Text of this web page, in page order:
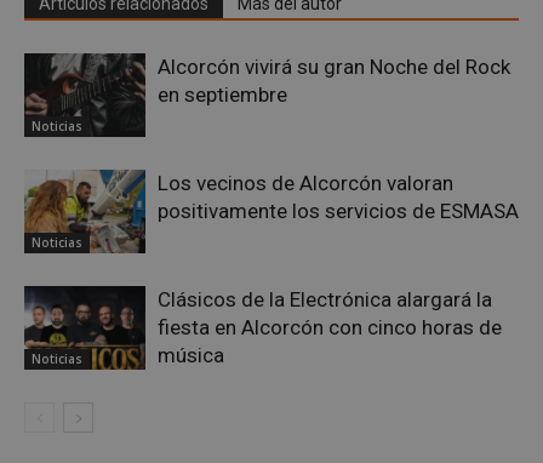
Noticias
Alcorcón vivirá su gran Noche del Rock
en septiembre
Noticias
Los vecinos de Alcorcón valoran
positivamente los servicios de ESMASA
Noticias
Clásicos de la Electrónica alargará la
fiesta en Alcorcón con cinco horas de
música
.youtube.com
semanas